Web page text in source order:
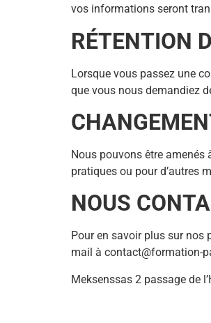
vos informations seront
RÉTENTION
Lorsque vous passez une
que vous nous demandiez
Nous pouvons être amenés
pratiques ou pour d’autres
NOUS
Pour en savoir plus sur nos
mail à contact@formation-
Meksenssas 2 passage de